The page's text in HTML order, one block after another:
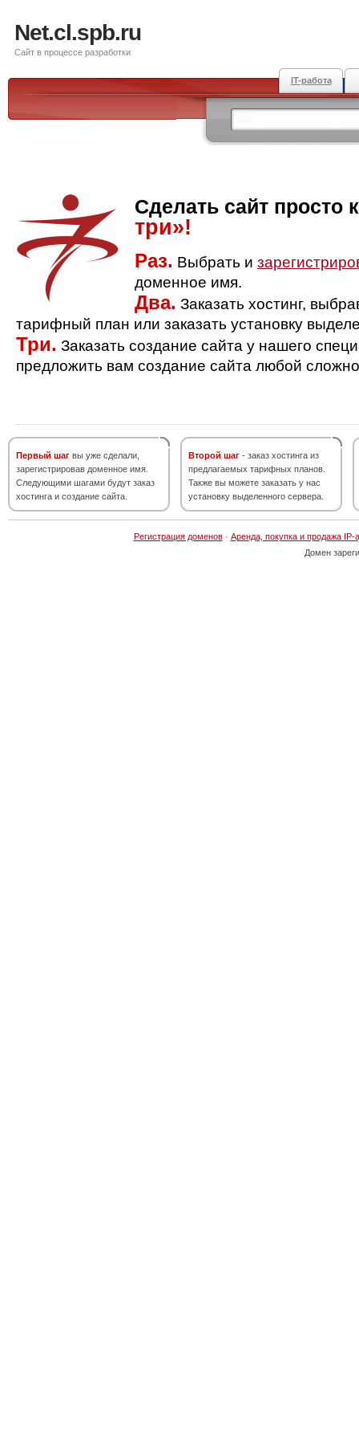
Net.cl.spb.ru
Сайт в процессе разработки
IT-работа
Сделать сайт просто
три»!
Раз. Выбрать и
доменное имя.
Два. Заказать хостинг,
тарифный план или заказать установку
Три. Заказать создание сайта у нашего
предложить вам создание сайта любой
Первый шаг вы уже сделали,
зарегистрировав доменное имя.
Следующими шагами будут заказ
хостинга и создание сайта.
Второй шаг - заказ хостинга из
предлагаемых тарифных планов.
Также вы можете заказать у нас
установку выделенного сервера.
Регистрация доменов· Аренда, покупка и продажа IP-
Домен